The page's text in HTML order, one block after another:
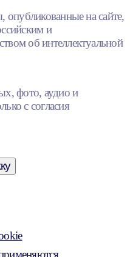
опубликованные на сайте,
и
об интеллектуальной
фото, аудио и
с согласия